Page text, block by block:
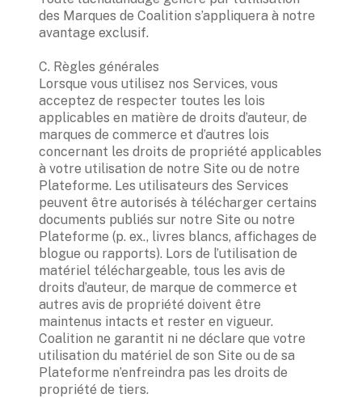
des Marques de Coalition s’appliquera à notre
avantage exclusif.
C. Règles générales
Lorsque vous utilisez nos Services, vous
acceptez de respecter toutes les lois
applicables en matière de droits d’auteur, de
marques de commerce et d’autres lois
concernant les droits de propriété applicables
à votre utilisation de notre Site ou de notre
Plateforme. Les utilisateurs des Services
peuvent être autorisés à télécharger certains
documents publiés sur notre Site ou notre
Plateforme (p. ex., livres blancs, affichages de
blogue ou rapports). Lors de l’utilisation de
matériel téléchargeable, tous les avis de
droits d’auteur, de marque de commerce et
autres avis de propriété doivent être
maintenus intacts et rester en vigueur.
Coalition ne garantit ni ne déclare que votre
utilisation du matériel de son Site ou de sa
Plateforme n’enfreindra pas les droits de
propriété de tiers.